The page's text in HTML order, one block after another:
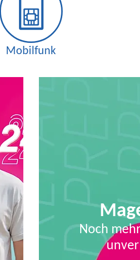
Mobilfunk
Noch